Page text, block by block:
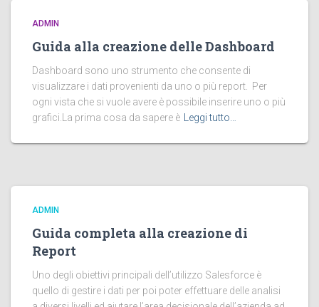
ADMIN
Guida alla creazione delle Dashboard
Dashboard sono uno strumento che consente di
visualizzare i dati provenienti da uno o più report. Per
ogni vista che si vuole avere è possibile inserire uno o più
grafici.La prima cosa da sapere è Leggi tutto…
ADMIN
Guida completa alla creazione di
Report
Uno degli obiettivi principali dell’utilizzo Salesforce è
quello di gestire i dati per poi poter effettuare delle analisi